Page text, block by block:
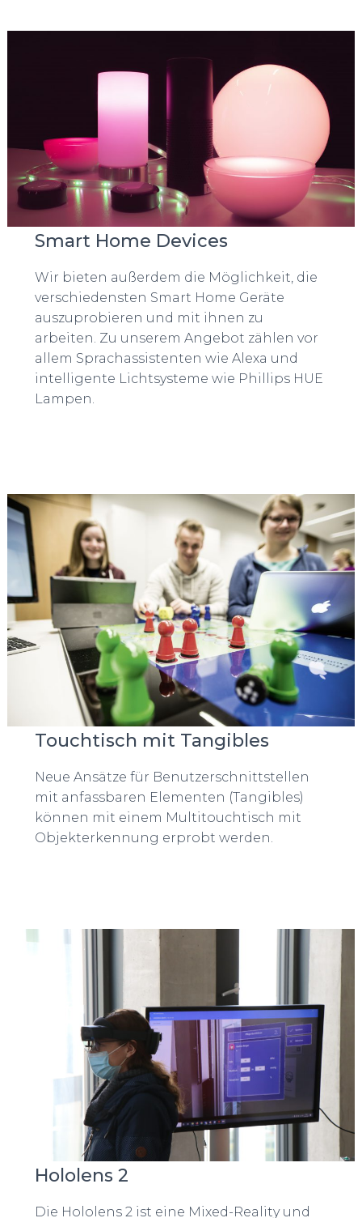
Smart Home Devices
Wir bieten außerdem die Möglichkeit, die
verschiedensten Smart Home Geräte
auszuprobieren und mit ihnen zu
arbeiten. Zu unserem Angebot zählen vor
allem Sprachassistenten wie Alexa und
intelligente Lichtsysteme wie Phillips HUE
Lampen.
Touchtisch mit Tangibles
Neue Ansätze für Benutzerschnittstellen
mit anfassbaren Elementen (Tangibles)
können mit einem Multitouchtisch mit
Objekterkennung erprobt werden.
Hololens 2
Die Hololens 2 ist eine Mixed-Reality und